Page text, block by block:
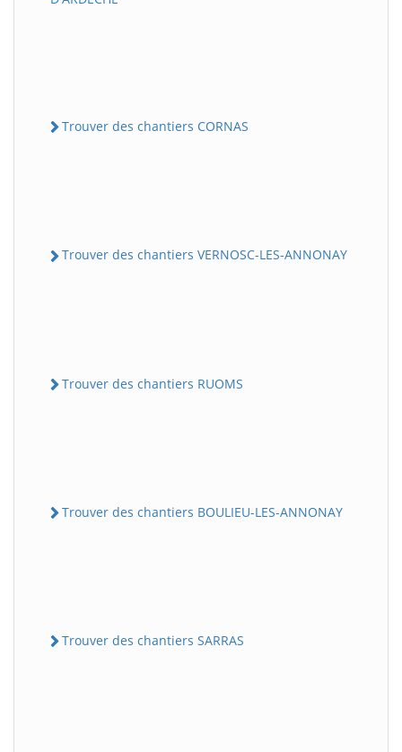
Trouver des chantiers CORNAS
Trouver des chantiers VERNOSC-LES-ANNONAY
Trouver des chantiers RUOMS
Trouver des chantiers BOULIEU-LES-ANNONAY
Trouver des chantiers SARRAS